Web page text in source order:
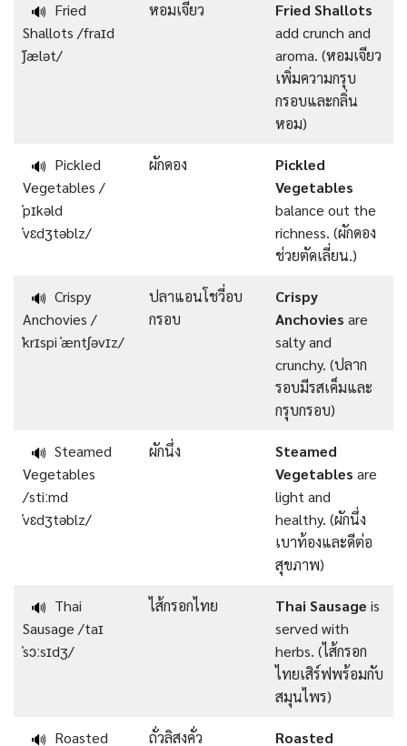
🔊 Fried
Shallots /fraɪd
ˈʃælət/
หอมเจียว
Fried Shallots
add crunch and
aroma. (หอมเจียว
เพิ่มความกรุบ
กรอบและกลิ่น
หอม)
🔊 Pickled
Vegetables /
ˈpɪkəld
ˈvɛdʒtəblz/
ผักดอง
Pickled
Vegetables
balance out the
richness. (ผักดอง
ช่วยตัดเลี่ยน.)
🔊 Crispy
Anchovies /
ˈkrɪspi ˈæntʃəvɪz/
ปลาแอนโชวี่อบ
กรอบ
Crispy
Anchovies are
salty and
crunchy. (ปลาก
รอบมีรสเค็มและ
กรุบกรอบ)
🔊 Steamed
Vegetables
/stiːmd
ˈvɛdʒtəblz/
ผักนึ่ง
Steamed
Vegetables are
light and
healthy. (ผักนึ่ง
เบาท้องและดีต่อ
สุขภาพ)
🔊 Thai
Sausage /taɪ
ˈsɔːsɪdʒ/
ไส้กรอกไทย Thai Sausage is
served with
herbs. (ไส้กรอก
ไทยเสิร์ฟพร้อมกับ
สมุนไพร)
🔊 Roasted
ถั่วลิสงคั่ว
Roasted